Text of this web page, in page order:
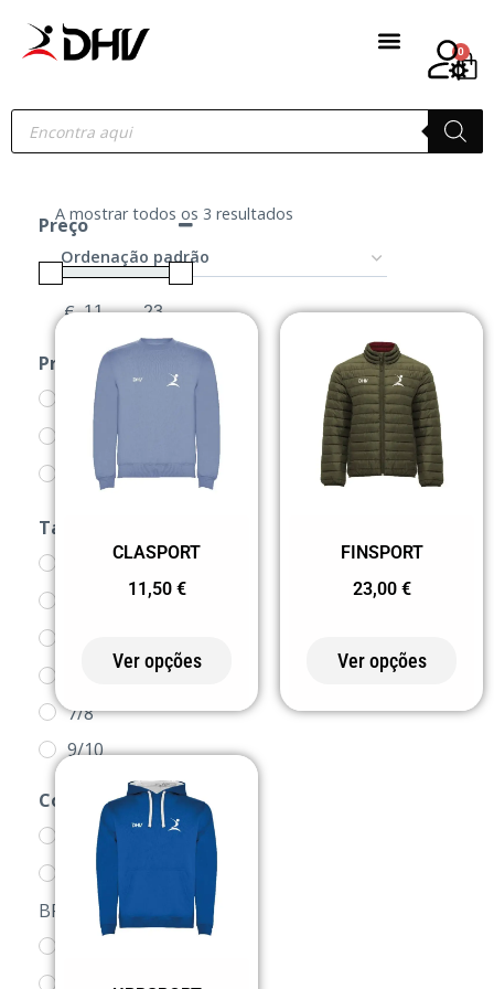
0
Preço
€ -
Produtos
CASACOS
PRODUTOS
SWEATS
Tamanho
7/8
9/10
Cor
0 BRANCO
0155
BRANCO/MARINHO
A mostrar todos os 3 resultados
CLASPORT
11,50 €
Ver opções
FINSPORT
23,00 €
Ver opções